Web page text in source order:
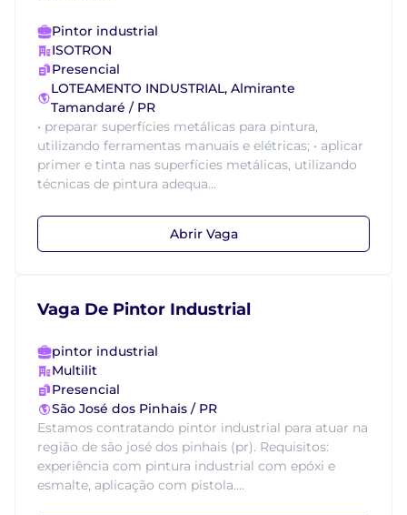
Pintor industrial
ISOTRON
Presencial
LOTEAMENTO INDUSTRIAL, Almirante
Tamandaré / PR
• preparar superfícies metálicas para pintura,
utilizando ferramentas manuais e elétricas; • aplicar
primer e tinta nas superfícies metálicas, utilizando
técnicas de pintura adequa...
Abrir Vaga
Vaga De Pintor Industrial
pintor industrial
Multilit
Presencial
São José dos Pinhais / PR
Estamos contratando pintor industrial para atuar na
região de são josé dos pinhais (pr). Requisitos:
experiência com pintura industrial com epóxi e
esmalte, aplicação com pistola....